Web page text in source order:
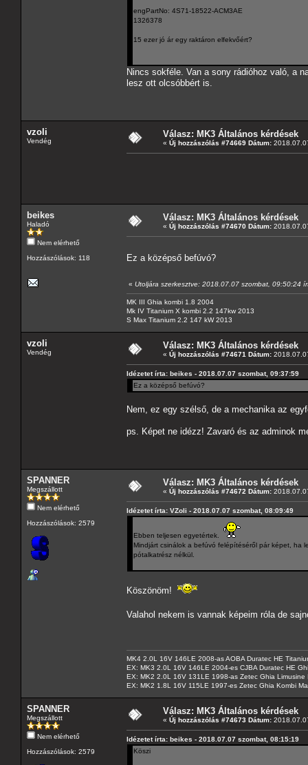
engPartNo: 4S71-18522-ACM3AE
1326378
15 ezer jó ár egy raktáron elfekvőért?
Nincs sokféle. Van a sony rádióhoz való, a
lesz ott olcsóbbért is.
vzoli
Vendég
Válasz: MK3 Általános kérdések
« Új hozzászólás #74669 Dátum:
beikes
Haladó
Nem elérhető
Hozzászólások: 118
Válasz: MK3 Általános kérdések
« Új hozzászólás #74670 Dátum:
Ez a középső befúvó?
« Utoljára szerkesztve: 2018.07.07 szombat, 09:50:24
MK III Ghia kombi 1.8 2004
Mk IV Titanium X kombi 2.2 147kw 2013
S Max Titanium 2.2 147 kW 2013
vzoli
Vendég
Válasz: MK3 Általános kérdések
« Új hozzászólás #74671 Dátum:
Idézetet írta: beikes - 2018.07.07 szombat, 09:37:59
Ez a középső befúvó?
Nem, ez egy szélső, de a mechanika az
ps. Képet ne idézz! Zavaró és az adminok
SPANNER
Megszállott
Nem elérhető
Hozzászólások: 2579
Válasz: MK3 Általános kérdések
« Új hozzászólás #74672 Dátum:
Idézetet írta: VZoli - 2018.07.07 szombat, 08:09:49
Ebben teljesen egyetértek.
Mindjárt csinálok a befúvó felépítéséről pár képet, ha
pótalkatrész nélkül.
Köszönöm!
Valahol nekem is vannak képeim róla de
MK4 2.0L 16V 146LE 2008-as AOBA Duratec HE
EX: MK3 2.0L 16V 146LE 2004-es CJBA Duratec HE
EX: MK2 2.0L 16V 131LE 1998-as Zetec Ghia Limusine
EX: MK2 1.8L 16V 115LE 1997-es Zetec Ghia Kombi
SPANNER
Megszállott
Nem elérhető
Hozzászólások: 2579
Válasz: MK3 Általános kérdések
« Új hozzászólás #74673 Dátum:
Idézetet írta: beikes - 2018.07.07 szombat, 08:15:19
Köszi